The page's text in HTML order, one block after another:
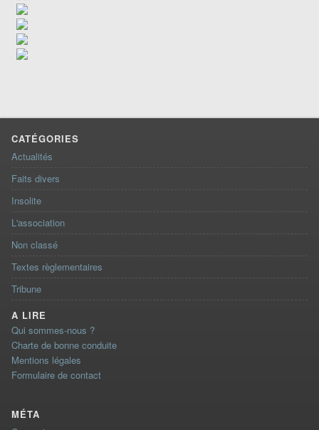
CATÉGORIES
Actualités
Faits divers
Insolite
L'association
Non classé
Textes règlementaires
Tribune
A LIRE
Qui sommes-nous ?
Charte de bonne conduite
Mentions légales
Formulaire de contact
MÉTA